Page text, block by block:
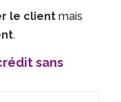
le client mais
.
sans